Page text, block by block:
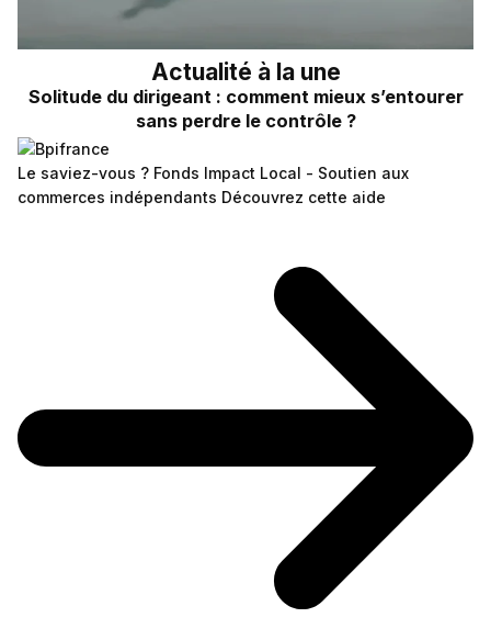
Actualité à la une
Solitude du dirigeant : comment mieux s’entourer
sans perdre le contrôle ?
Le saviez-vous ? Fonds Impact Local - Soutien aux
commerces indépendants Découvrez cette aide